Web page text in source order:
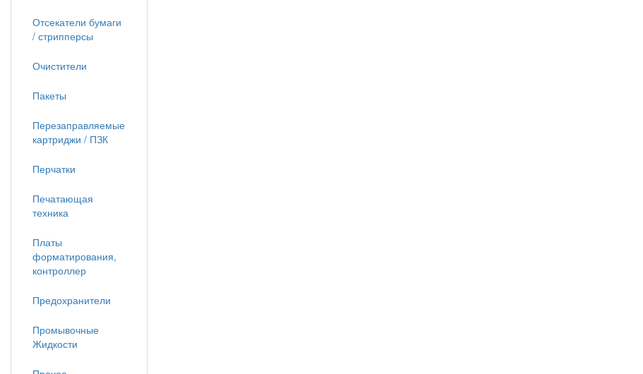
Отсекатели бумаги
/ стрипперсы
Очистители
Пакеты
Перезаправляемые
картриджи / ПЗК
Перчатки
Печатающая
техника
Платы
форматирования,
контроллер
Предохранители
Промывочные
Жидкости